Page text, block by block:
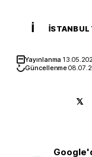
İ İSTANBUL
Yayınlanma
Güncellenme